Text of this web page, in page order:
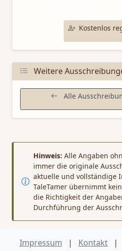
Kostenlos
Weitere
Alle
Hinweis: Alle Angaben
immer die originale
aktuelle und vollständige
TaleTamer übernimmt
die Richtigkeit der
Durchführung der
Impressum | Kontakt |